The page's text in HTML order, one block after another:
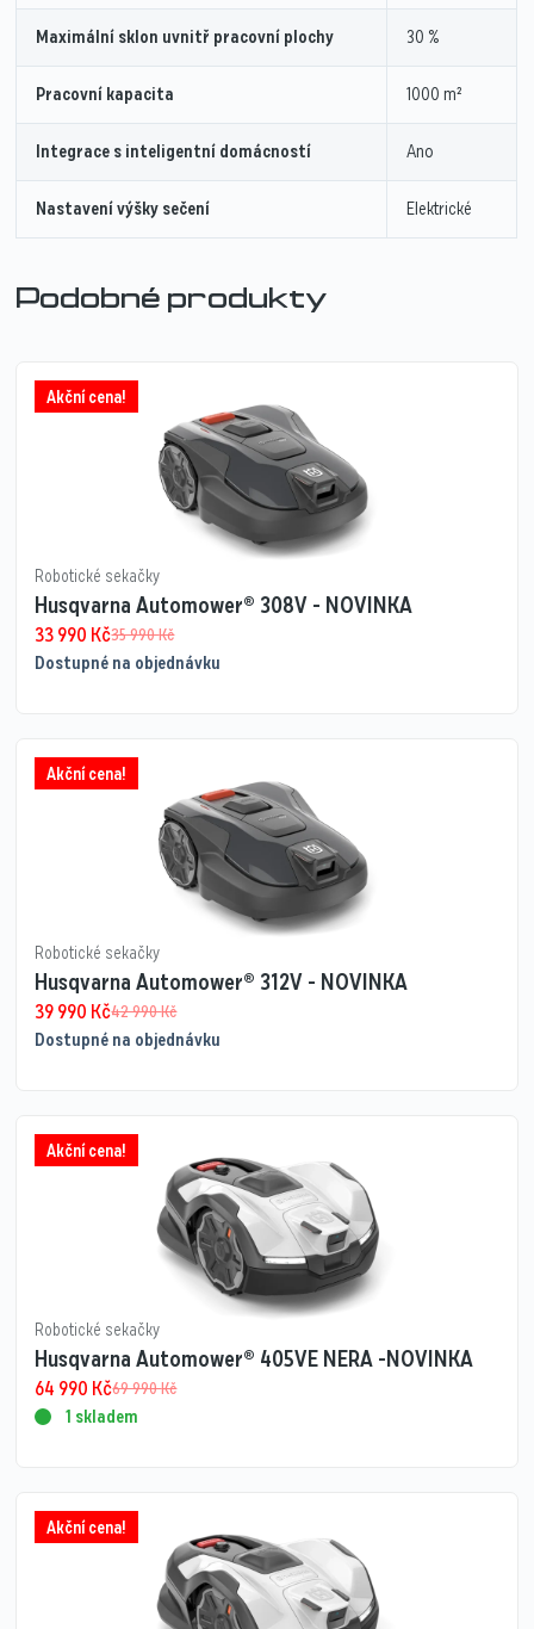
Maximální sklon uvnitř pracovní plochy 30 %
Pracovní kapacita 1000 m²
Integrace s inteligentní domácností Ano
Nastavení výšky sečení Elektrické
Podobné produkty
Akční cena!
Robotické sekačky
Husqvarna Automower® 308V - NOVINKA
35 990Kč
33 990 Kč
Dostupné na objednávku
Akční cena!
Robotické sekačky
Husqvarna Automower® 312V - NOVINKA
42 990Kč
39 990 Kč
Dostupné na objednávku
Akční cena!
Robotické sekačky
Husqvarna Automower® 405VE NERA -NOVINKA
69 990Kč
64 990 Kč
1 skladem
Akční cena!